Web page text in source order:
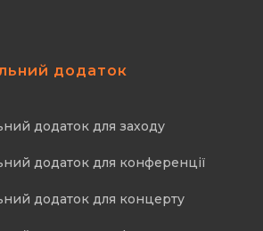
додаток
додаток для заходу
додаток для конференції
додаток для концерту